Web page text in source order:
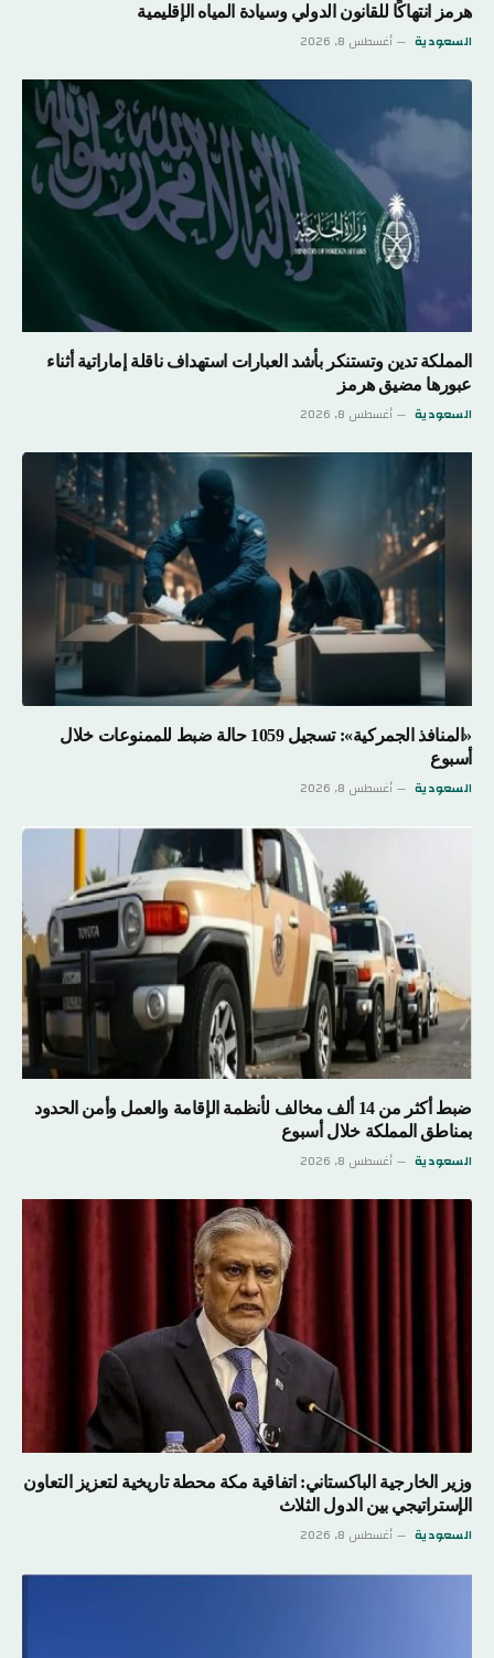
هرمز انتهاكًا للقانون الدولي وسيادة المياه الإقليمية
السعودية أغسطس 8, 2026
المملكة تدين وتستنكر بأشد العبارات استهداف ناقلة إماراتية أثناء
عبورها مضيق هرمز
السعودية أغسطس 8, 2026
«المنافذ الجمركية»: تسجيل 1059 حالة ضبط للممنوعات خلال
أسبوع
السعودية أغسطس 8, 2026
ضبط أكثر من 14 ألف مخالف لأنظمة الإقامة والعمل وأمن الحدود
بمناطق المملكة خلال أسبوع
السعودية أغسطس 8, 2026
وزير الخارجية الباكستاني: اتفاقية مكة محطة تاريخية لتعزيز التعاون
الإستراتيجي بين الدول الثلاث
السعودية أغسطس 8, 2026